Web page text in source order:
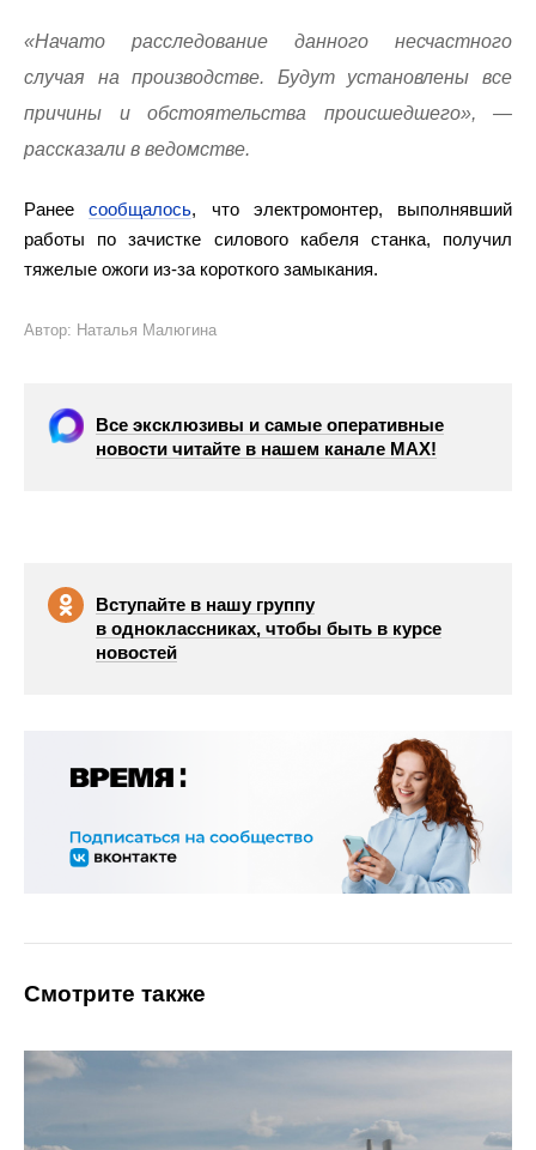
«Начато расследование данного несчастного
случая на производстве. Будут установлены все
причины и обстоятельства происшедшего», —
рассказали в ведомстве.
Ранеесообщалось, что электромонтер, выполнявший
работы по зачистке силового кабеля станка, получил
тяжелые ожоги из-за короткого замыкания.
Автор: Наталья Малюгина
Все эксклюзивы и самые оперативные
новости читайте в нашем канале МАХ!
Вступайте в нашу группу
в одноклассниках, чтобы быть в курсе
новостей
Смотрите также